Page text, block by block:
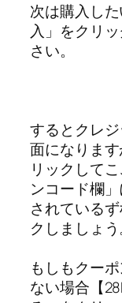
次は購入し
入」をクリ
さい。
するとクレ
面になりま
リックして
ンコード欄
されている
クしましょう
もしもクー
ない場合【